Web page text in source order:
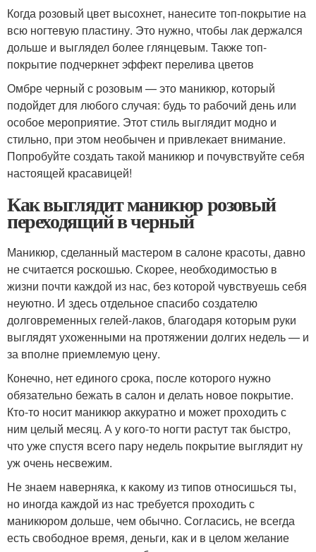
Когда розовый цвет высохнет, нанесите топ-покрытие на
всю ногтевую пластину. Это нужно, чтобы лак держался
дольше и выглядел более глянцевым. Также топ-
покрытие подчеркнет эффект перелива цветов
Омбре черный с розовым — это маникюр, который
подойдет для любого случая: будь то рабочий день или
особое мероприятие. Этот стиль выглядит модно и
стильно, при этом необычен и привлекает внимание.
Попробуйте создать такой маникюр и почувствуйте себя
настоящей красавицей!
Как выглядит маникюр розовый
переходящий в черный
Маникюр, сделанный мастером в салоне красоты, давно
не считается роскошью. Скорее, необходимостью в
жизни почти каждой из нас, без которой чувствуешь себя
неуютно. И здесь отдельное спасибо создателю
долговременных гелей-лаков, благодаря которым руки
выглядят ухоженными на протяжении долгих недель — и
за вполне приемлемую цену.
Конечно, нет единого срока, после которого нужно
обязательно бежать в салон и делать новое покрытие.
Кто-то носит маникюр аккуратно и может проходить с
ним целый месяц. А у кого-то ногти растут так быстро,
что уже спустя всего пару недель покрытие выглядит ну
уж очень несвежим.
Не знаем наверняка, к какому из типов относишься ты,
но иногда каждой из нас требуется проходить с
маникюром дольше, чем обычно. Согласись, не всегда
есть свободное время, деньги, как и в целом желание